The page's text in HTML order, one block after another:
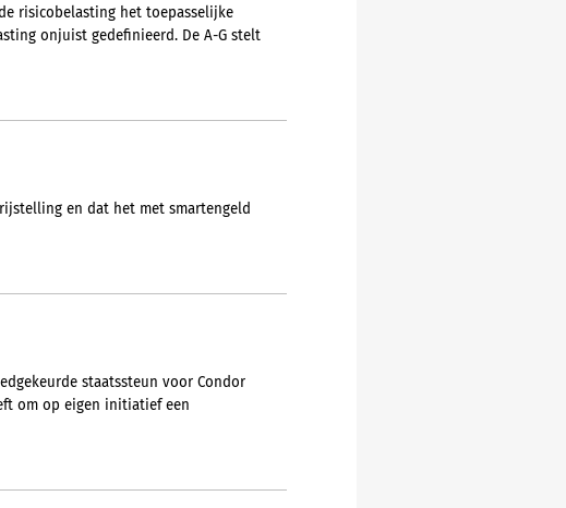
risicobelasting het toepasselijke
onjuist gedefinieerd. De A-G stelt
en dat het met smartengeld
staatssteun voor Condor
om op eigen initiatief een